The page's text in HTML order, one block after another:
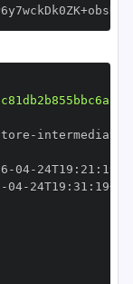
-
-04- 24T19 : 21 :
-04- 24T19 : 31 : 19+00